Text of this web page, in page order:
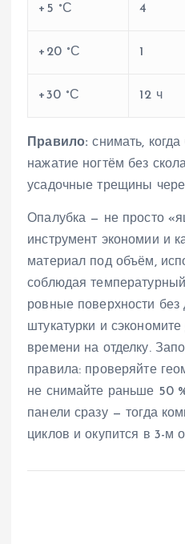
+5 °С 4
+20 °С 1
+30 °С 12 ч
Правило: снимать,
нажатие ногтём без
усадочные трещины
Опалубка — не просто
инструмент экономии и
материал под объём,
соблюдая
ровные поверхности без
штукатурки и
времени на отделку.
правила: проверяйте
не снимайте раньше 50
панели сразу — тогда
циклов и окупится в 3-м